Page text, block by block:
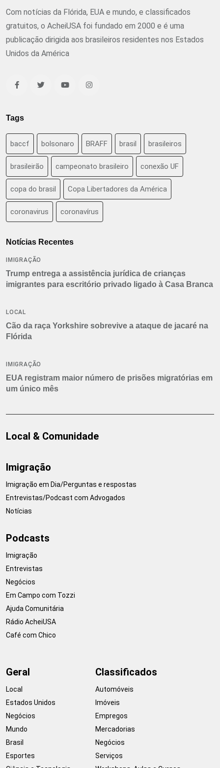
Com notícias da Flórida, EUA e mundo, e classificados
gratuitos, o AcheiUSA foi fundado em 2000 e é uma
publicação dirigida aos brasileiros residentes nos Estados
Unidos da América
Tags
baccf bolsonaro BRAFF brasil brasileiros
brasileirão campeonato brasileiro conexão UF
copa do brasil Copa Libertadores da América
coronavirus coronavírus
Notícias Recentes
IMIGRAÇÃO
Trump entrega a assistência jurídica de crianças
imigrantes para escritório privado ligado à Casa Branca
LOCAL
Cão da raça Yorkshire sobrevive a ataque de jacaré na
Flórida
IMIGRAÇÃO
EUA registram maior número de prisões migratórias em
um único mês
Local & Comunidade
Imigração
Imigração em Dia/Perguntas e respostas
Entrevistas/Podcast com Advogados
Notícias
Podcasts
Imigração
Entrevistas
Negócios
Em Campo com Tozzi
Ajuda Comunitária
Rádio AcheiUSA
Café com Chico
Geral
Local
Estados Unidos
Negócios
Mundo
Brasil
Esportes
Classificados
Automóveis
Imóveis
Empregos
Mercadorias
Negócios
Serviços